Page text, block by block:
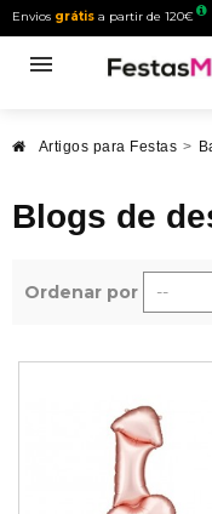
Envios grátis a partir de 120€
Artigos para Festas >
Blogs de
Ordenar por